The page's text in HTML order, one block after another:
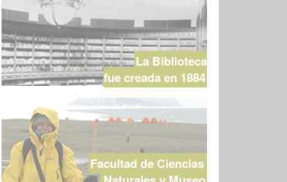
La Biblioteca
fue creada en 1884
Facultad de Ciencias